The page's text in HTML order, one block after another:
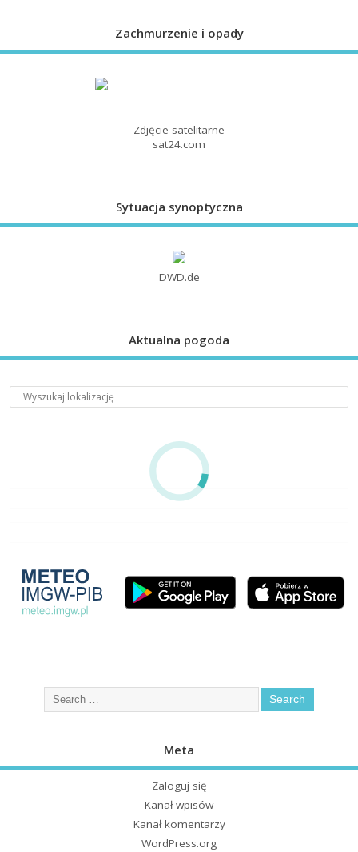
Zachmurzenie i opady
Zdjęcie satelitarne
sat24.com
Sytuacja synoptyczna
DWD.de
Aktualna pogoda
Meta
Zaloguj się
Kanał wpisów
Kanał komentarzy
WordPress.org